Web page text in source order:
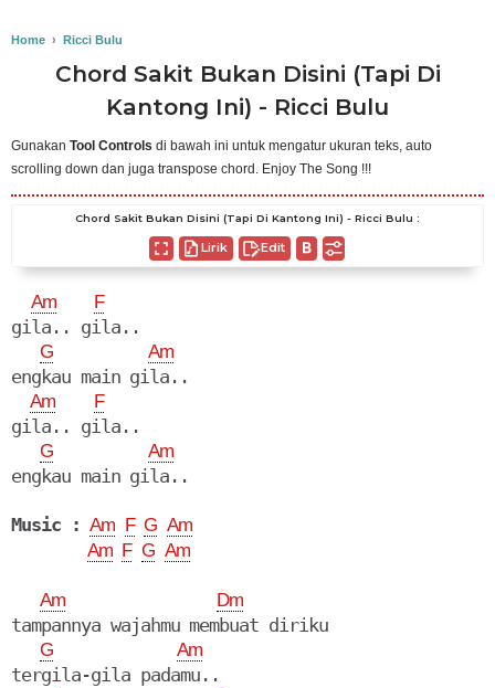
Home › Ricci Bulu
Chord Sakit Bukan Disini (Tapi Di
Kantong Ini) - Ricci Bulu
Gunakan Tool Controls di bawah ini untuk mengatur ukuran teks, auto
scrolling down dan juga transpose chord. Enjoy The Song !!!
Chord Sakit Bukan Disini (Tapi Di Kantong Ini) - Ricci Bulu :
Lirik Edit
Am F
gila.. gila..
G Am
engkau main gila..
Am F
gila.. gila..
G Am
Music : Am F G Am
Am F G Am
Am Dm
tampannya wajahmu membuat diriku
G Am
tergila-gila padamu..